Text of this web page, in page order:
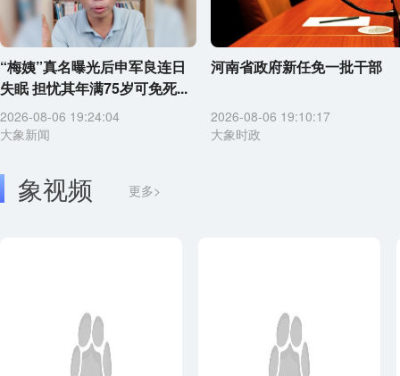
“梅姨”真名曝光后申军良连日
失眠 担忧其年满75岁可免死...
2026-08-06 19:24:04
大象新闻
河南省政府新任免一批干部
2026-08-06 19:10:17
大象时政
象视频 更多>